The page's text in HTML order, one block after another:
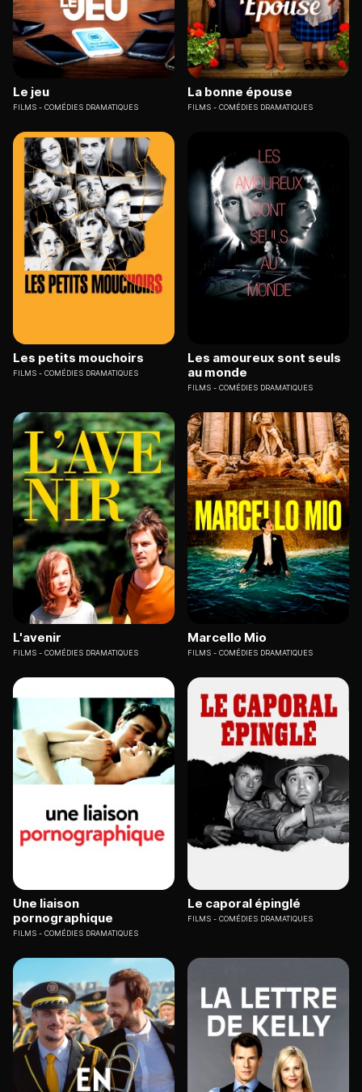
Le jeu
FILMS COMÉDIES DRAMATIQUES
La bonne épouse
FILMS COMÉDIES DRAMATIQUES
Les petits mouchoirs
FILMS COMÉDIES DRAMATIQUES
Les amoureux sont seuls
au monde
FILMS COMÉDIES DRAMATIQUES
L'avenir
FILMS COMÉDIES DRAMATIQUES
Marcello Mio
FILMS COMÉDIES DRAMATIQUES
Une liaison
pornographique
FILMS COMÉDIES DRAMATIQUES
Le caporal épinglé
FILMS COMÉDIES DRAMATIQUES